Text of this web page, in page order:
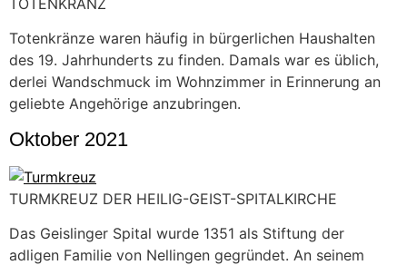
Totenkränze waren häufig in bürgerlichen Haushalten
des 19. Jahrhunderts zu finden. Damals war es üblich,
derlei Wandschmuck im Wohnzimmer in Erinnerung an
geliebte Angehörige anzubringen.
Oktober 2021
TURMKREUZ DER HEILIG-GEIST-SPITALKIRCHE
Das Geislinger Spital wurde 1351 als Stiftung der
adligen Familie von Nellingen gegründet. An seinem